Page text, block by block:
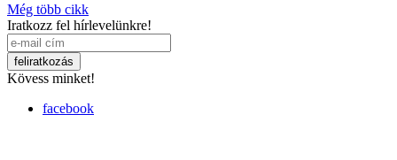
Még több cikk
Iratkozz fel hírlevelünkre!
Kövess minket!
facebook